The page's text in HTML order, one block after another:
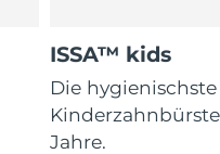
ISSA™ kids
Die hygienischste
Jahre.